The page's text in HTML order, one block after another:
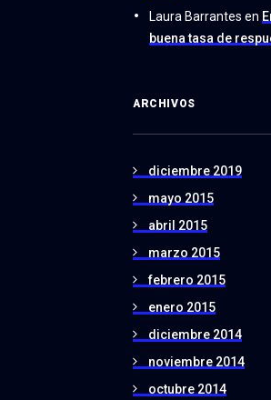
Laura Barrantes en
buena tasa de
ARCHIVOS
diciembre 2019
mayo 2015
abril 2015
marzo 2015
febrero 2015
enero 2015
diciembre 2014
noviembre 2014
octubre 2014